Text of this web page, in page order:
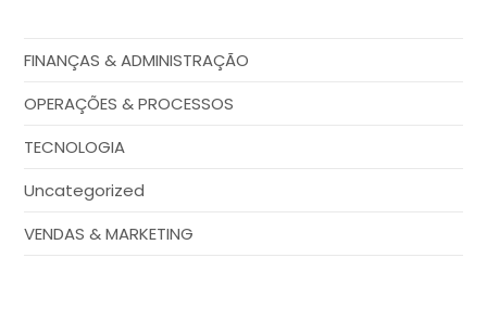
FINANÇAS & ADMINISTRAÇÃO
OPERAÇÕES & PROCESSOS
TECNOLOGIA
Uncategorized
VENDAS & MARKETING